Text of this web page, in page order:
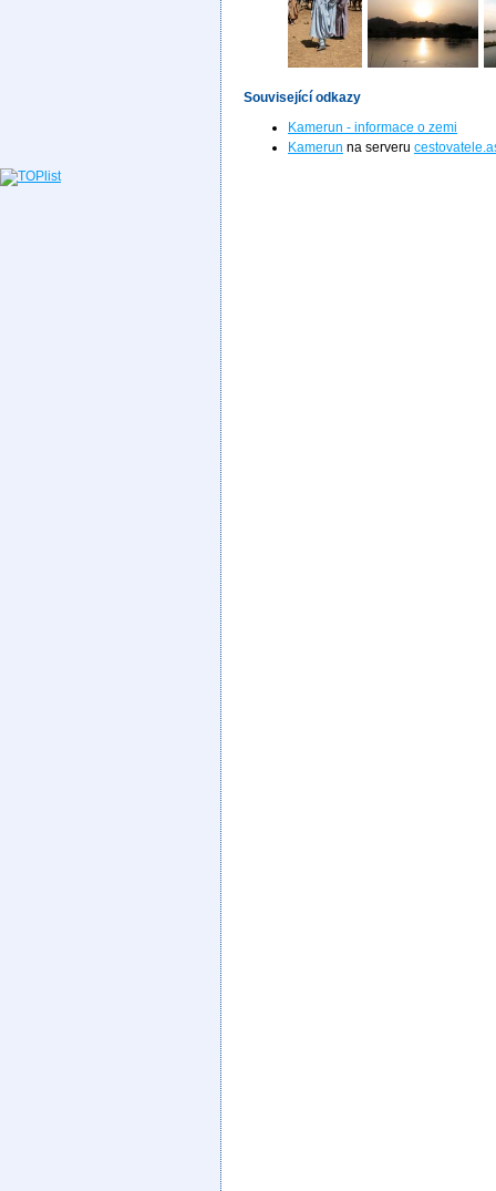
Související odkazy
Kamerun - informace o zemi
Kamerun na serveru